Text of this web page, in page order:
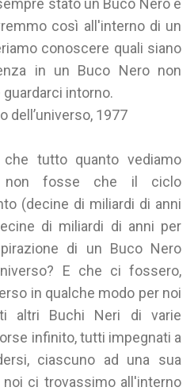
stato un Buco Nero e
così all'interno di un
conoscere quali siano
in un Buco Nero non
intorno.
dell’universo, 1977
tutto quanto vediamo
fosse che il ciclo
(decine di miliardi di anni
di miliardi di anni per
di un Buco Nero
E che ci fossero,
in qualche modo per noi
altri Buchi Neri di varie
infinito, tutti impegnati a
ciascuno ad una sua
ci trovassimo all'interno